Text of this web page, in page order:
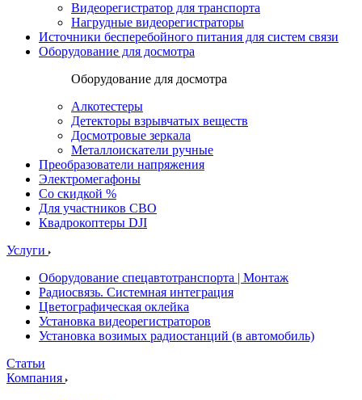
Видеорегистратор для транспорта
Нагрудные видеорегистраторы
Источники бесперебойного питания для систем связи
Оборудование для досмотра
Оборудование для досмотра
Алкотестеры
Детекторы взрывчатых веществ
Досмотровые зеркала
Металлоискатели ручные
Преобразователи напряжения
Электромегафоны
Со скидкой %
Для участников СВО
Квадрокоптеры DJI
Услуги
Оборудование спецавтотранспорта | Монтаж
Радиосвязь. Системная интеграция
Цветографическая оклейка
Установка видеорегистраторов
Установка возимых радиостанций (в автомобиль)
Статьи
Компания